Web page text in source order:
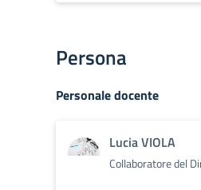
Persona
Personale docente
Lucia VIOLA
Collaboratore del